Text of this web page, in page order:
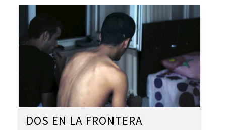
DOS EN LA FRONTERA